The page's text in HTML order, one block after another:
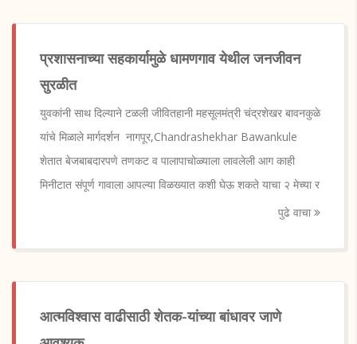
प्रशासनाच्या सहकार्यामुळे धामणगाव येथील जनजीवन
सुरळीत
युवकांनी साथ दिल्याने टळली जीवितहानी महसूलमंत्री चंद्रशेखर बावनकुळे
यांचे मिळाले मार्गदर्शन नागपूर,Chandrashekhar Bawankule
शेतात बेजबाबदारपणे तणकट व पालापाचोळ्याला लावलेली आग काही
मिनीटात संपूर्ण गावाला आपल्या विळख्यात कशी घेऊ शकते याचा २ मेच्या र
पुढे वाचा
आत्मविश्वास वाढीसाठी शेतक-यांच्या बांधावर जाणे